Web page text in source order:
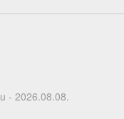
- 2026.08.08.